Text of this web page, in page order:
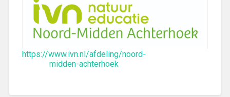
https://www.ivn.nl/afdeling/noord-
midden-achterhoek